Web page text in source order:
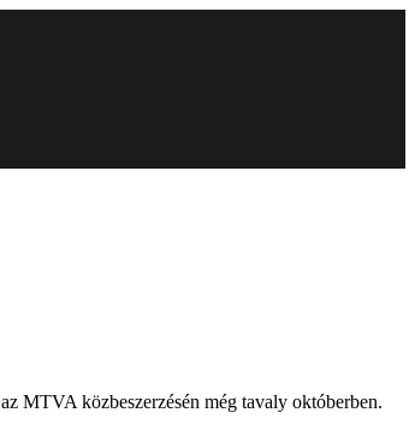
az MTVA közbeszerzésén még tavaly októberben.